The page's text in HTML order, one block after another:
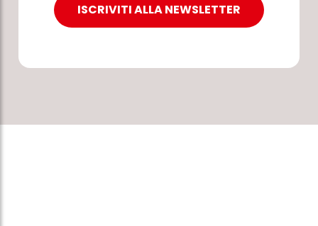
ISCRIVITI ALLA NEWSLETTER